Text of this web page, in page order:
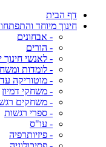
דף הבית
חינוך מיוחד
- אבחונים
- הורים
- לאנשי חינוך
- לומדות
- מוטוריקה
- משחקי דמיון
- משחקים
- ספרי רגשות
- עו"ס
- פיזיותרפיה